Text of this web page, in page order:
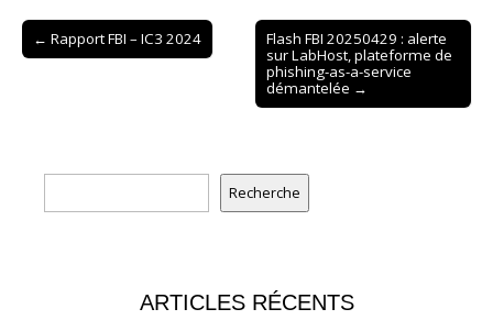
Post
navigation
← Rapport FBI – IC3 2024
Flash FBI 20250429 : alerte
sur LabHost, plateforme de
phishing-as-a-service
démantelée →
Recherche
ARTICLES RÉCENTS